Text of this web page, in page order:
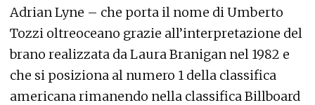
Adrian Lyne – che porta il nome di Umberto
Tozzi oltreoceano grazie all’interpretazione del
brano realizzata da Laura Branigan nel 1982 e
che si posiziona al numero 1 della classifica
americana rimanendo nella classifica Billboard